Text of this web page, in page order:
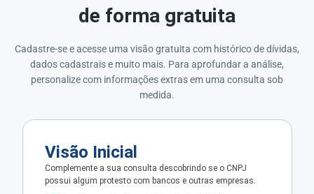
de forma gratuita
Cadastre-se e acesse uma visão gratuita com histórico de dívidas,
dados cadastrais e muito mais. Para aprofundar a análise,
personalize com informações extras em uma consulta sob
medida.
Visão Inicial
Complemente a sua consulta descobrindo se o CNPJ
possui algum protesto com bancos e outras empresas.